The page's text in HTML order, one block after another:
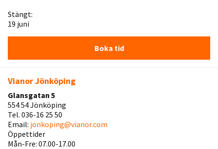
Stängt:
19 juni
Boka tid
Vianor Jönköping
Glansgatan 5
554 54 Jönköping
Tel. 036-16 25 50
Email: jonkoping@vianor.com
Öppettider
Mån-Fre: 07.00-17.00